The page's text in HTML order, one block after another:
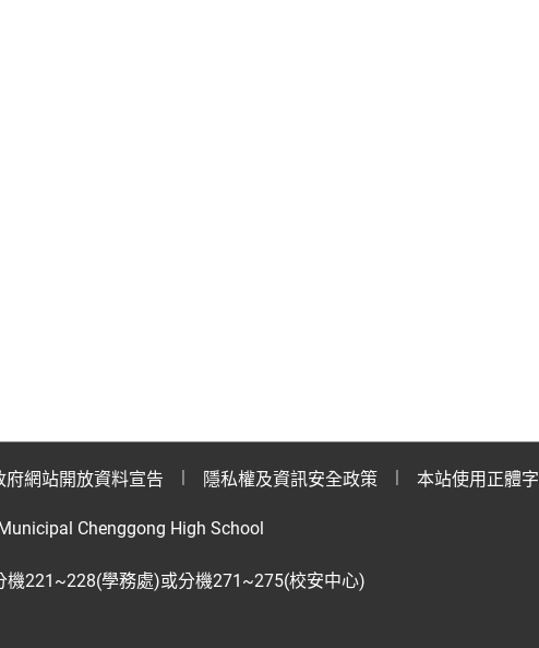
府網站開放資料宣告 隱私權及資訊安全政策 本站使用正體字
Chenggong High School
機221~228(學務處)或分機271~275(校安中心)